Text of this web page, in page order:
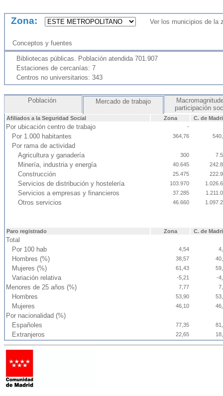
Zona: Ver los municipios de la
Conceptos y fuentes
Bibliotecas públicas. Población atendida 701.907
Estaciones de cercanías: 7
Centros no universitarios: 343
Población Mercado de trabajo
participación
Afiliados a la Seguridad Social Zona C. de
Por ubicación centro de trabajo -
Por 1.000 habitantes 364,76
Por rama de actividad
Agricultura y ganadería
300
Minería, industria y energía 40.645
Construcción 25.475
Servicios de distribución y hostelería 103.970
Servicios a empresas y financieros 37.285
Otros servicios 46.660
Paro registrado Zona C. de
Total
Por 100 hab
4,54
Hombres (%) 38,57
Mujeres (%) 61,43
Variación relativa -5,21 -
Menores de 25 años (%) 7,77
Hombres 53,90
Mujeres 46,10
Por nacionalidad (%)
Españoles
77,35
Extranjeros 22,65